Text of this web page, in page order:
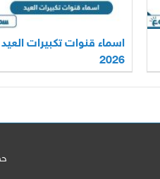
اسماء قنوات تكبيرات العيد
2026